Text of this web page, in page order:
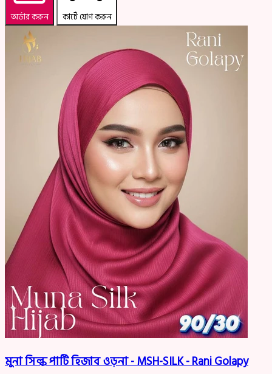
অর্ডার করুন কার্টে যোগ করুন
মুনা সিল্ক পার্টি হিজাব ওড়না - MSH-SILK - Rani Golapy